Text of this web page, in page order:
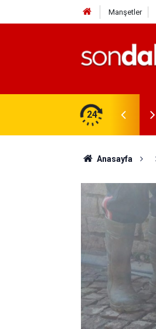
Manşetler
24
Anasayfa